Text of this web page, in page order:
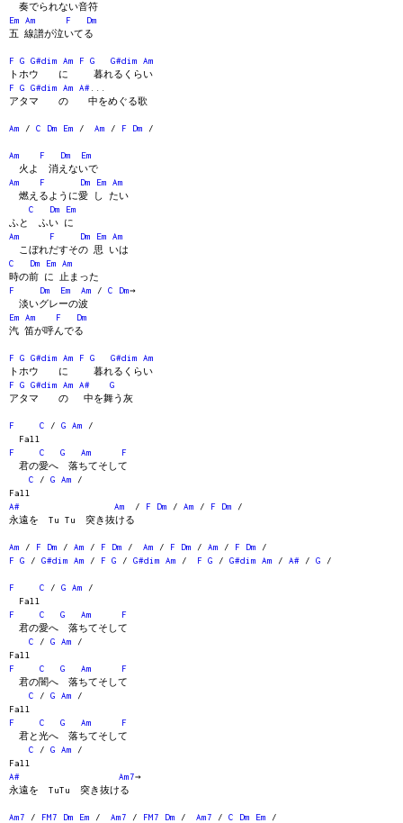
奏でられない音符
Em
Am F
Dm
五 線譜が泣いてる
F G G#dim Am F G G#dim
Am
トホウ に 暮れるくらい
F
G G#dim Am A#
アタマ の 中をめぐる歌
Am / C Dm Em / Am / F Dm /
Am F Dm
Em
火よ 消えないで
Am
F Dm Em
Am
燃えるように愛 し たい
C
Dm
Em
ふと ふい に
Am
F Dm Em
Am
こぼれだすその 思 いは
C
Dm Em
Am
時の前 に 止まった
F
Dm Em Am / C Dm→
淡いグレーの波
Em
Am F
Dm
汽 笛が呼んでる
F G G#dim Am F G G#dim
Am
トホウ に 暮れるくらい
F
G G#dim Am A#
G
アタマ の 中を舞う灰
F C / G Am /
Fall
F
C G Am
F
君の愛へ 落ちてそして
C / G Am /
Fall
A#
Am / F Dm / Am / F Dm /
永遠を Tu Tu 突き抜ける
Am / F Dm / Am / F Dm / Am / F Dm / Am / F Dm /
F
G / G#dim Am / F G / G#dim Am / F G / G#dim Am / A# / G /
F C / G Am /
Fall
F
C G Am
F
君の愛へ 落ちてそして
C / G Am /
Fall
F
C G Am
F
君の闇へ 落ちてそして
C / G Am /
Fall
F
C G Am
F
君と光へ 落ちてそして
C / G Am /
Fall
A#
Am7→
永遠を TuTu 突き抜ける
Am7 / FM7 Dm Em / Am7 / FM7 Dm / Am7 / C Dm Em /